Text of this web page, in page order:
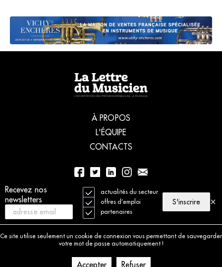
Recevez nos
newsletters
actualités du secteur
offres d’emploi
partenaires
S'inscrire
Ce site utilise seulement un cookie de connexion vous permettant de sauvegarder
votre mot de passe automatiquement !
Accepter Refuser
À PROPOS
L'ÉQUIPE
CONTACTS
01 56 77 04 00
© 2021 La Lettre du Musicien. Tous droits réservés
Charte déontologique